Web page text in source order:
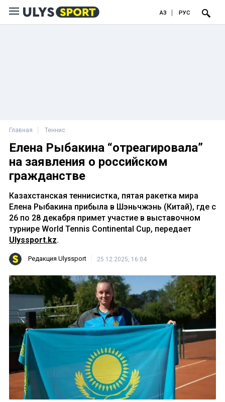
ҚАЗ РУС
Главная Теннис
Елена Рыбакина “отреагировала”
на заявления о российском
гражданстве
Казахстанская теннисистка, пятая ракетка мира
Елена Рыбакина прибыла в Шэньчжэнь (Китай), где с
26 по 28 декабря примет участие в выставочном
турнире World Tennis Continental Cup, передает
Ulyssport.kz.
Редакция Ulyssport 25.12.2025, 16:04